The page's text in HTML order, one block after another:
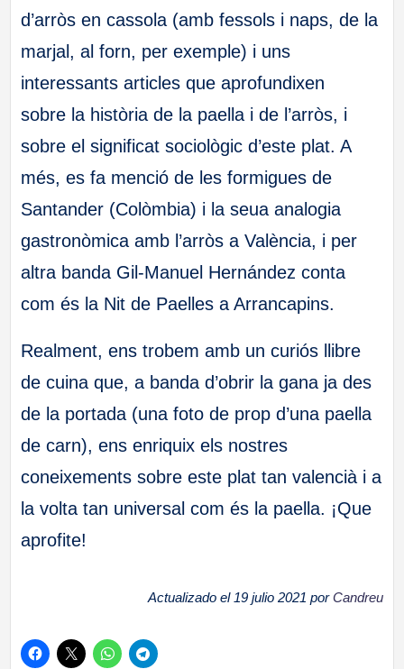
d’arròs en cassola (amb fessols i naps, de la
marjal, al forn, per exemple) i uns
interessants articles que aprofundixen
sobre la història de la paella i de l’arròs, i
sobre el significat sociològic d’este plat. A
més, es fa menció de les formigues de
Santander (Colòmbia) i la seua analogia
gastronòmica amb l’arròs a València, i per
altra banda Gil-Manuel Hernández conta
com és la Nit de Paelles a Arrancapins.
Realment, ens trobem amb un curiós llibre
de cuina que, a banda d’obrir la gana ja des
de la portada (una foto de prop d’una paella
de carn), ens enriquix els nostres
coneixements sobre este plat tan valencià i a
la volta tan universal com és la paella. ¡Que
aprofite!
Actualizado el 19 julio 2021 porCandreu